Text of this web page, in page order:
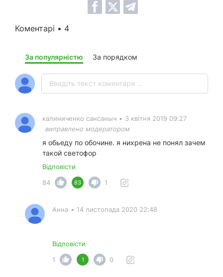
Коментарі • 4
За популярністю За порядком
калиниченко сансаныч • 3 квітня 2019 09:27
виправлено модератором
я обьеду по обочине. я нихрена не понял зачем
такой светофор
Відповісти
84
83 1
Анна • 14 листопада 2020 22:48
Відповісти
1
1 0